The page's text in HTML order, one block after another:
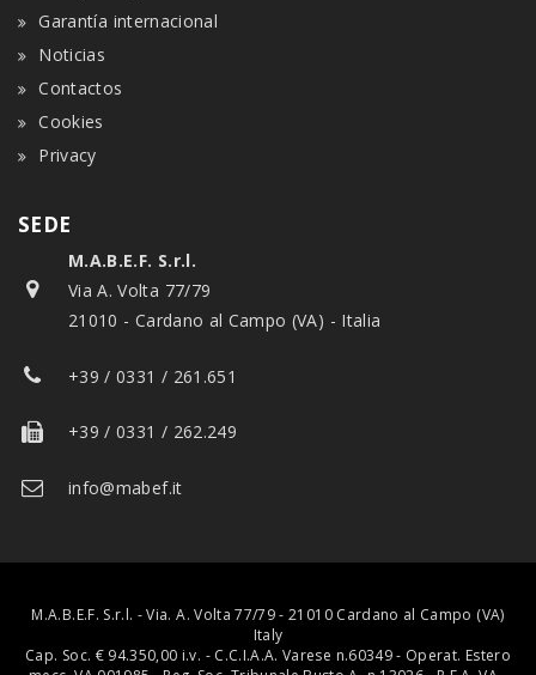
Garantía internacional
Noticias
Contactos
Cookies
Privacy
SEDE
M.A.B.E.F. S.r.l.
Via A. Volta 77/79
21010 - Cardano al Campo (VA) - Italia
+39 / 0331 / 261.651
+39 / 0331 / 262.249
info@mabef.it
M.A.B.E.F. S.r.l. - Via. A. Volta 77/79 - 21010 Cardano al Campo (VA)
Italy
Cap. Soc. € 94.350,00 i.v. - C.C.I.A.A. Varese n.60349 - Operat. Estero